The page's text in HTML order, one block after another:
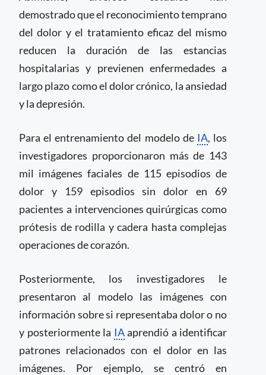
demostrado que el reconocimiento temprano
del dolor y el tratamiento eficaz del mismo
reducen la duración de las estancias
hospitalarias y previenen enfermedades a
largo plazo como el dolor crónico, la ansiedad
y la depresión.
Para el entrenamiento del modelo de IA, los
investigadores proporcionaron más de 143
mil imágenes faciales de 115 episodios de
dolor y 159 episodios sin dolor en 69
pacientes a intervenciones quirúrgicas como
prótesis de rodilla y cadera hasta complejas
operaciones de corazón.
Posteriormente, los investigadores le
presentaron al modelo las imágenes con
información sobre si representaba dolor o no
y posteriormente la IAaprendió a identificar
patrones relacionados con el dolor en las
imágenes. Por ejemplo, se centró en